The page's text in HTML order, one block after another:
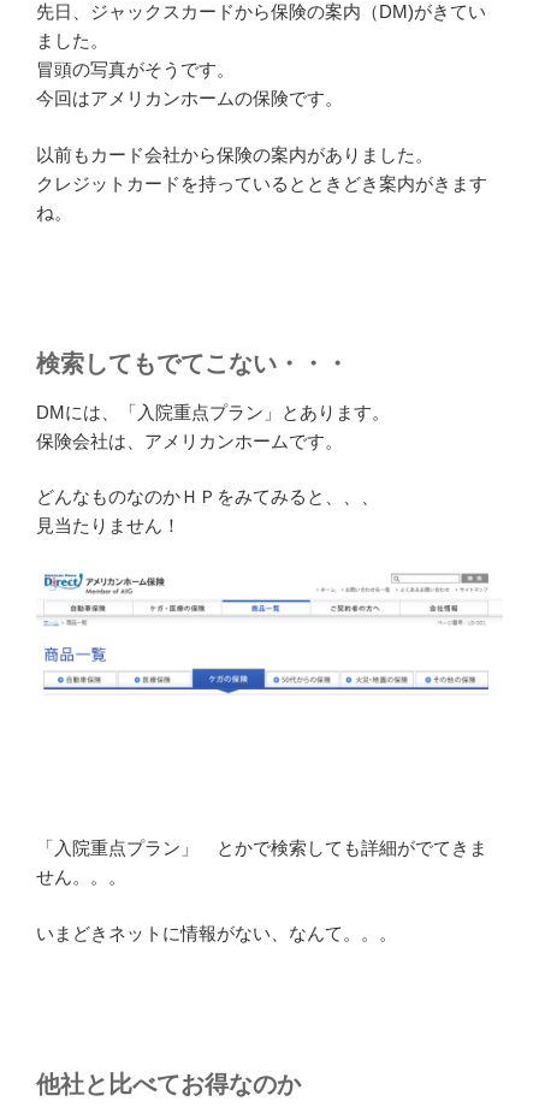
先日、ジャックスカードから保険の案内（DM)がきてい
ました。
冒頭の写真がそうです。
今回はアメリカンホームの保険です。
以前もカード会社から保険の案内がありました。
クレジットカードを持っているとときどき案内がきます
ね。
検索してもでてこない・・・
DMには、「入院重点プラン」とあります。
保険会社は、アメリカンホームです。
どんなものなのかＨＰをみてみると、、、
見当たりません！
「入院重点プラン」 とかで検索しても詳細がでてきま
せん。。。
いまどきネットに情報がない、なんて。。。
他社と比べてお得なのか